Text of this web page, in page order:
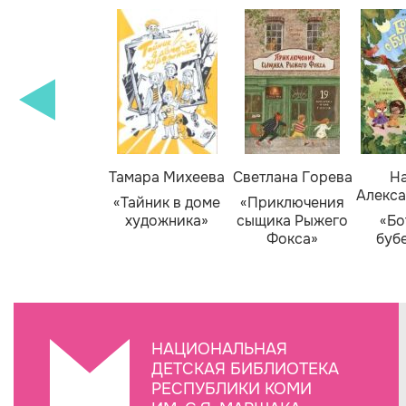
Тамара Михеева
«Тайник в доме
художника»
Светлана Горева
«Приключения
сыщика Рыжего
Фокса»
НАЦИОНАЛЬНАЯ
ДЕТСКАЯ БИБЛИОТЕКА
РЕСПУБЛИКИ КОМИ